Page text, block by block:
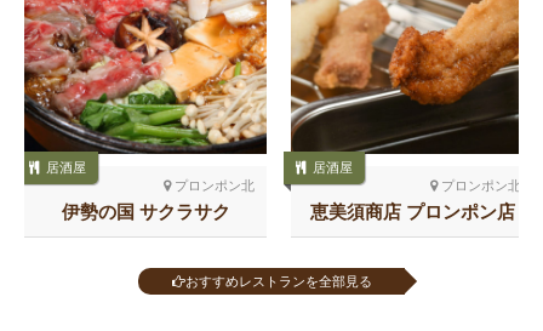
プロンポン北
居酒屋
伊勢の国 サクラサク
プロンポン北
居酒屋
恵美須商店 プロンポン店
おすすめレストランを全部見る